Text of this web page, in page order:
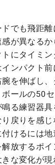
でも飛距
が異なる
にタイミ
ンパクト
を伸ばし
ールの50
る練習器
戻りを感
けるには
放するポ
な変化が現